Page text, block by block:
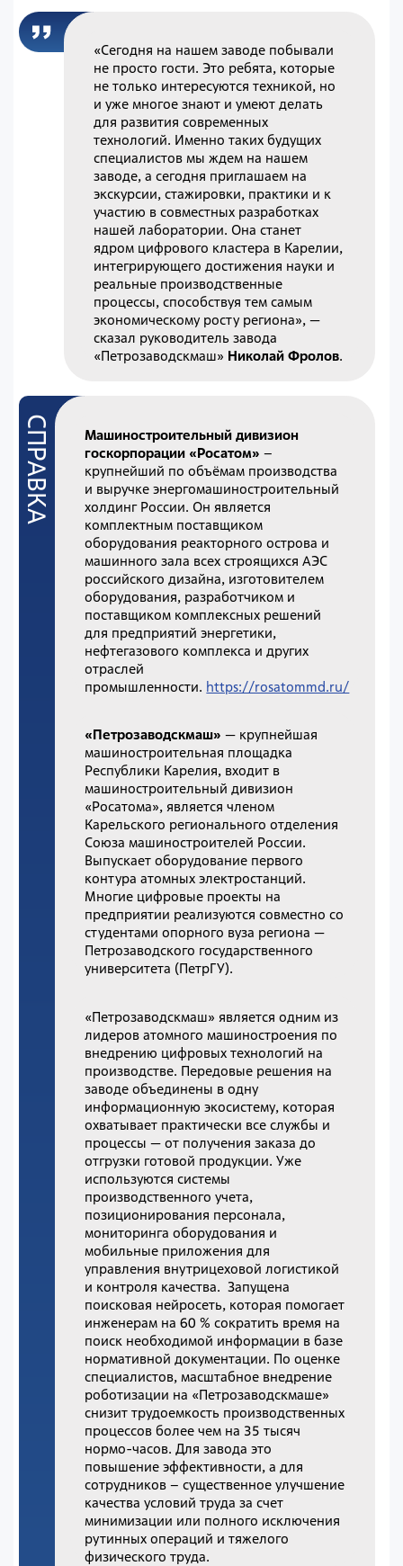
«Сегодня на нашем заводе побывали
не просто гости. Это ребята, которые
не только интересуются техникой, но
и уже многое знают и умеют делать
для развития современных
технологий. Именно таких будущих
специалистов мы ждем на нашем
заводе, а сегодня приглашаем на
экскурсии, стажировки, практики и к
участию в совместных разработках
нашей лаборатории. Она станет
ядром цифрового кластера в Карелии,
интегрирующего достижения науки и
реальные производственные
процессы, способствуя тем самым
экономическому росту региона», —
сказал руководитель завода
«Петрозаводскмаш» Николай Фролов.
Машиностроительный дивизион
госкорпорации «Росатом» –
крупнейший по объёмам производства
и выручке энергомашиностроительный
холдинг России. Он является
комплектным поставщиком
оборудования реакторного острова и
машинного зала всех строящихся АЭС
российского дизайна, изготовителем
оборудования, разработчиком и
поставщиком комплексных решений
для предприятий энергетики,
нефтегазового комплекса и других
отраслей
промышленности. https://rosatommd.ru/
«Петрозаводскмаш» — крупнейшая
машиностроительная площадка
Республики Карелия, входит в
машиностроительный дивизион
«Росатома», является членом
Карельского регионального отделения
Союза машиностроителей России.
Выпускает оборудование первого
контура атомных электростанций.
Многие цифровые проекты на
предприятии реализуются совместно со
студентами опорного вуза региона —
Петрозаводского государственного
университета (ПетрГУ).
«Петрозаводскмаш» является одним из
лидеров атомного машиностроения по
внедрению цифровых технологий на
производстве. Передовые решения на
заводе объединены в одну
информационную экосистему, которая
охватывает практически все службы и
процессы — от получения заказа до
отгрузки готовой продукции. Уже
используются системы
производственного учета,
позиционирования персонала,
мониторинга оборудования и
мобильные приложения для
управления внутрицеховой логистикой
и контроля качества. Запущена
поисковая нейросеть, которая помогает
инженерам на 60 % сократить время на
поиск необходимой информации в базе
нормативной документации. По оценке
специалистов, масштабное внедрение
роботизации на «Петрозаводскмаше»
снизит трудоемкость производственных
процессов более чем на 35 тысяч
нормо-часов. Для завода это
повышение эффективности, а для
сотрудников – существенное улучшение
качества условий труда за счет
минимизации или полного исключения
рутинных операций и тяжелого
физического труда.